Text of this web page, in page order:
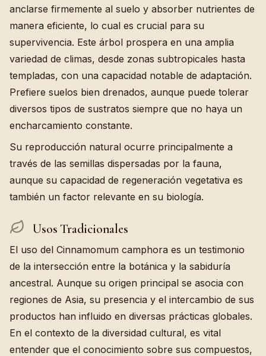
anclarse firmemente al suelo y absorber nutrientes de
manera eficiente, lo cual es crucial para su
supervivencia. Este árbol prospera en una amplia
variedad de climas, desde zonas subtropicales hasta
templadas, con una capacidad notable de adaptación.
Prefiere suelos bien drenados, aunque puede tolerar
diversos tipos de sustratos siempre que no haya un
encharcamiento constante.
Su reproducción natural ocurre principalmente a
través de las semillas dispersadas por la fauna,
aunque su capacidad de regeneración vegetativa es
también un factor relevante en su biología.
Usos Tradicionales
El uso del Cinnamomum camphora es un testimonio
de la intersección entre la botánica y la sabiduría
ancestral. Aunque su origen principal se asocia con
regiones de Asia, su presencia y el intercambio de sus
productos han influido en diversas prácticas globales.
En el contexto de la diversidad cultural, es vital
entender que el conocimiento sobre sus compuestos,